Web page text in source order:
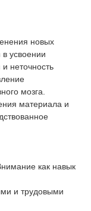
новых
в усвоении
неточность
мозга.
материала и
как навык
и трудовыми